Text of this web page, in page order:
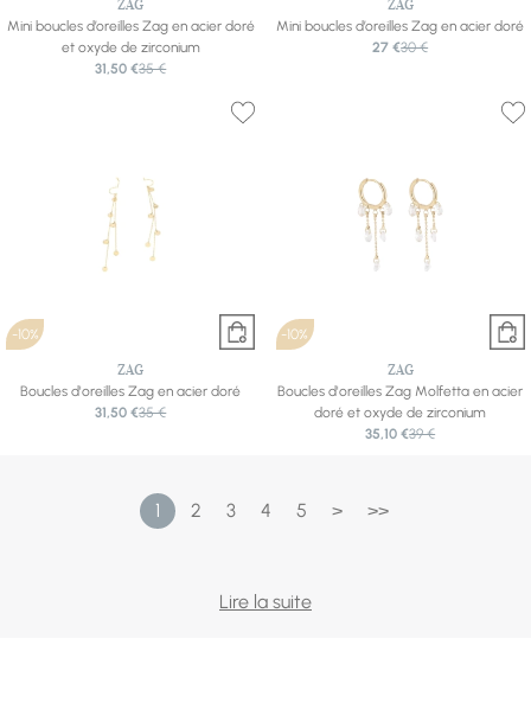
ZAG
Mini boucles d’oreilles Zag en acier doré
et oxyde de zirconium
31,50 €35 €
ZAG
Mini boucles d’oreilles Zag en acier doré
27 €30 €
-10%
ZAG
Boucles d'oreilles Zag en acier doré
31,50 €35 €
-10%
ZAG
Boucles d'oreilles Zag Molfetta en acier
doré et oxyde de zirconium
35,10 €39 €
1 2 3 4 5 > >>
C'est le bijou qui encadre le regard — et celui qu'on
Lire la suite